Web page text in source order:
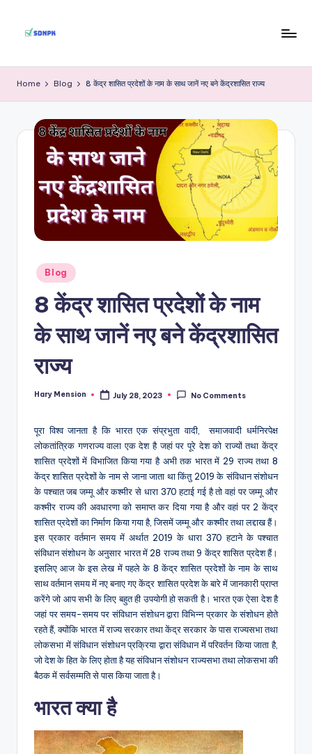
D
N
P
Jobs
Home Blog 8 केंद्र शासित प्रदेशों के नाम के साथ जानें नए बने केंद्रशासित राज्य
Posted
in
Blog
8 केंद्र शासित प्रदेशों के नाम
के साथ जानें नए बने केंद्रशासित
राज्य
Posted
Hary Mension July 28, 2023 No Comments
पूरा विश्व जानता है कि भारत एक संप्रभुता वादी, समाजवादी धर्मनिरपेक्ष
लोकतांत्रिक गणराज्य वाला एक देश है जहां पर पूरे देश को राज्यों तथा केंद्र
शासित प्रदेशों में विभाजित किया गया है अभी तक भारत में 29 राज्य तथा 8
केंद्र शासित प्रदेशों के नाम से जाना जाता था किंतु 2019 के संविधान संशोधन
के पश्चात जब जम्मू और कश्मीर से धारा 370 हटाई गई है तो वहां पर जम्मू और
कश्मीर राज्य की अवधारणा को समाप्त कर दिया गया है और वहां पर 2 केंद्र
शासित प्रदेशों का निर्माण किया गया है, जिसमें जम्मू और कश्मीर तथा लद्दाख हैं।
इस प्रकार वर्तमान समय में अर्थात 2019 के धारा 370 हटाने के पश्चात
संविधान संशोधन के अनुसार भारत में 28 राज्य तथा 9 केंद्र शासित प्रदेश हैं।
इसलिए आज के इस लेख में पहले के 8 केंद्र शासित प्रदेशों के नाम के साथ
साथ वर्तमान समय में नए बनाए गए केंद्र शासित प्रदेश के बारे में जानकारी प्राप्त
करेंगे जो आप सभी के लिए बहुत ही उपयोगी हो सकती है। भारत एक ऐसा देश है
जहां पर समय-समय पर संविधान संशोधन द्वारा विभिन्न प्रकार के संशोधन होते
रहते हैं, क्योंकि भारत में राज्य सरकार तथा केंद्र सरकार के पास राज्यसभा तथा
लोकसभा में संविधान संशोधन प्रक्रिया द्वारा संविधान में परिवर्तन किया जाता है,
जो देश के हित के लिए होता है यह संविधान संशोधन राज्यसभा तथा लोकसभा की
बैठक में सर्वसम्मति से पास किया जाता है।
भारत क्या है